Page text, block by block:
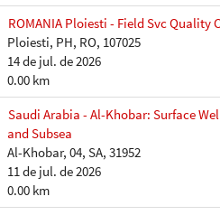
ROMANIA Ploiesti - Field Svc Quality
Ploiesti, PH, RO, 107025
14 de jul. de 2026
0.00 km
Saudi Arabia - Al-Khobar: Surface
and Subsea
Al-Khobar, 04, SA, 31952
11 de jul. de 2026
0.00 km